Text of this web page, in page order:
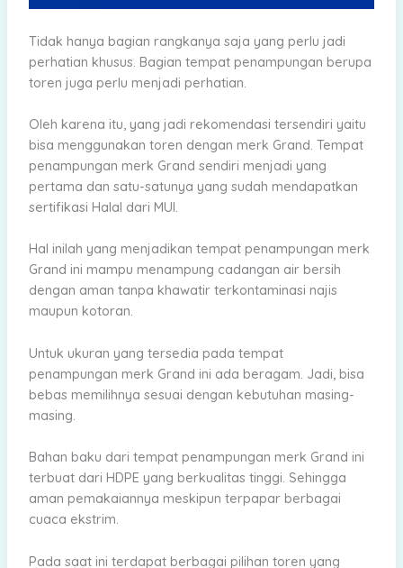
Tidak hanya bagian rangkanya saja yang perlu jadi
perhatian khusus. Bagian tempat penampungan berupa
toren juga perlu menjadi perhatian.
Oleh karena itu, yang jadi rekomendasi tersendiri yaitu
bisa menggunakan toren dengan merk Grand. Tempat
penampungan merk Grand sendiri menjadi yang
pertama dan satu-satunya yang sudah mendapatkan
sertifikasi Halal dari MUI.
Hal inilah yang menjadikan tempat penampungan merk
Grand ini mampu menampung cadangan air bersih
dengan aman tanpa khawatir terkontaminasi najis
maupun kotoran.
Untuk ukuran yang tersedia pada tempat
penampungan merk Grand ini ada beragam. Jadi, bisa
bebas memilihnya sesuai dengan kebutuhan masing-
masing.
Bahan baku dari tempat penampungan merk Grand ini
terbuat dari HDPE yang berkualitas tinggi. Sehingga
aman pemakaiannya meskipun terpapar berbagai
cuaca ekstrim.
Pada saat ini terdapat berbagai pilihan toren yang